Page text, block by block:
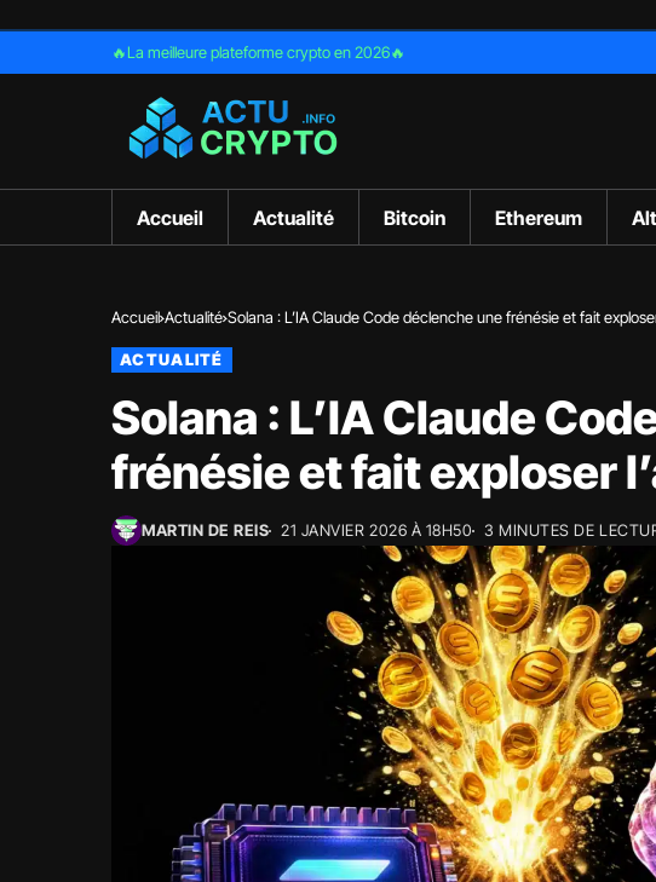
🔥La meilleure plateforme crypto en 2026🔥
Accueil Actualité Bitcoin Ethereum
Accueil Actualité Solana : L’IA Claude Code déclenche une frénésie et fait
ACTUALITÉ
Solana : L’IA Claude
frénésie et fait exploser
MARTIN DE REIS 21 JANVIER 2026 À 18H50 3 MINUTES DE